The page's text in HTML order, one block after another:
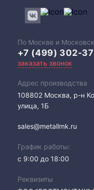
По Москве и
+7 (499) 302-
заказать звонок
Адрес производства
108802​ Москва, р-н
улица, 1Б
sales@metallmk.ru
График работы:
с 9:00 до 18:00
Реквизиты